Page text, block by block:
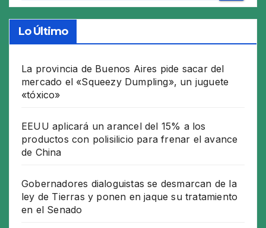
Lo Último
La provincia de Buenos Aires pide sacar del
mercado el «Squeezy Dumpling», un juguete
«tóxico»
EEUU aplicará un arancel del 15% a los
productos con polisilicio para frenar el avance
de China
Gobernadores dialoguistas se desmarcan de la
ley de Tierras y ponen en jaque su tratamiento
en el Senado